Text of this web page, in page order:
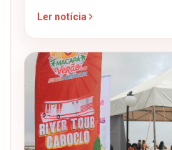
Ler notícia